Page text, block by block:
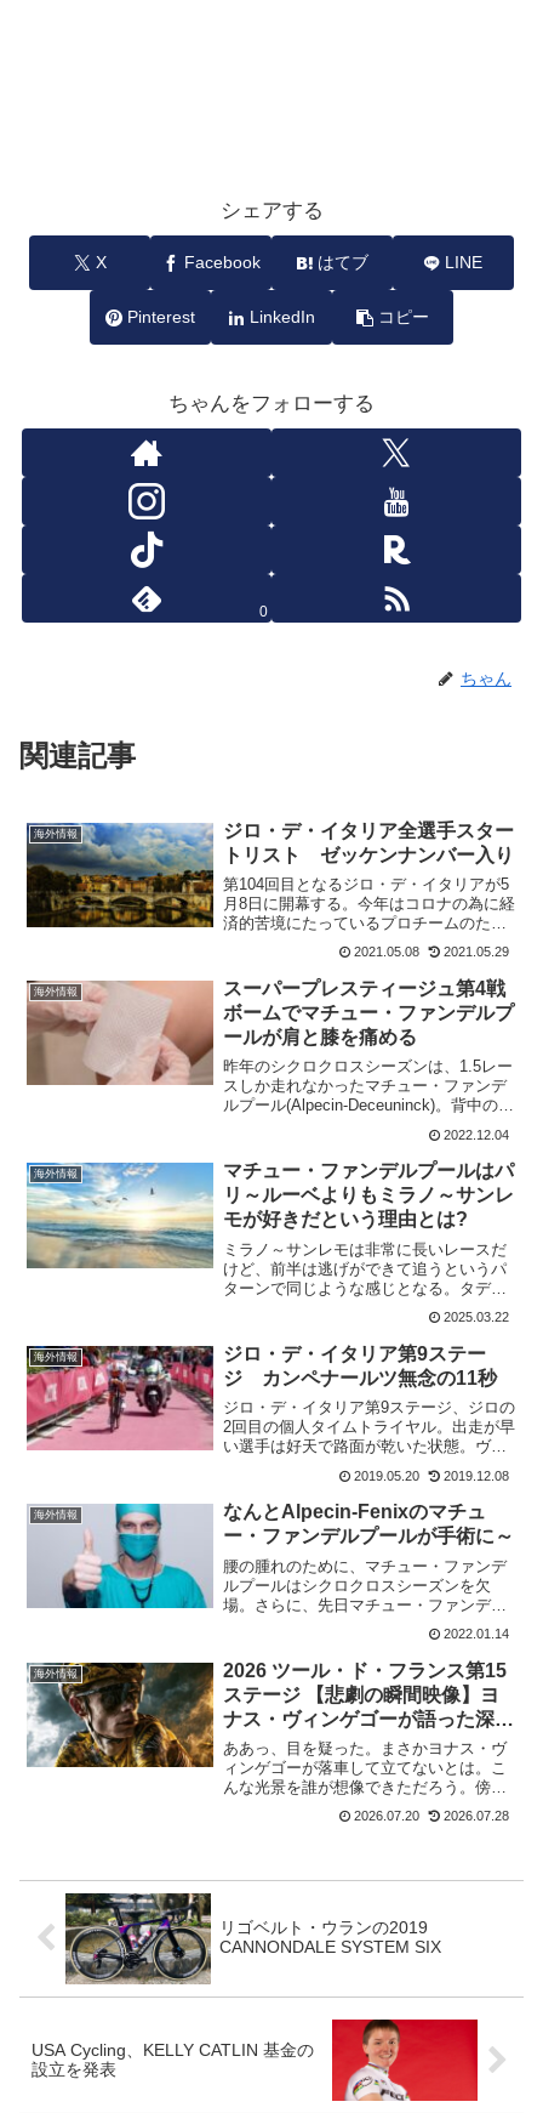
シェアする
X Facebook はてブ LINE
Pinterest LinkedIn コピー
ちゃんをフォローする
0
ちゃん
関連記事
海外情報
ジロ・デ・イタリア全選手スター
トリスト ゼッケンナンバー入り
第104回目となるジロ・デ・イタリアが5
月8日に開幕する。今年はコロナの為に経
済的苦境にたっているプロチームのため
に、ワイルドカードは4チーム参加となっ
ている。Alpecin-Fenixは自動招待。
Androni Giocattoli - ...
2021.05.08 2021.05.29
海外情報
スーパープレスティージュ第4戦
ボームでマチュー・ファンデルプ
ールが肩と膝を痛める
昨年のシクロクロスシーズンは、1.5レー
スしか走れなかったマチュー・ファンデ
ルプール(Alpecin-Deceuninck)。背中の問
題があったからだが、今年は初戦のワー
ルドカップ第7戦フルストから優勝と幸先
は良かった。しかし、シクロ第2戦...
2022.12.04
海外情報
マチュー・ファンデルプールはパ
リ～ルーベよりもミラノ～サンレ
モが好きだという理由とは?
ミラノ～サンレモは非常に長いレースだ
けど、前半は逃げができて追うというパ
ターンで同じような感じとなる。タデ
イ・ポガチャルは、過去にもっとも簡単
なレースと表現したほど。2023年にミラ
ノ～サンレモを勝ち取ったマチュー・フ
ァンデルプールは、パリ...
2025.03.22
海外情報
ジロ・デ・イタリア第9ステー
ジ カンペナールツ無念の11秒
ジロ・デ・イタリア第9ステージ、ジロの
2回目の個人タイムトライヤル。出走が早
い選手は好天で路面が乾いた状態。ヴィ
クトール・カンペナールツは第8ステージ
終了時点で、総合135位なので出走が早く
路面のコンディションは良い状態でスタ
ート。長～く、...
2019.05.20 2019.12.08
海外情報
なんとAlpecin-Fenixのマチュ
ー・ファンデルプールが手術に～
腰の腫れのために、マチュー・ファンデ
ルプールはシクロクロスシーズンを欠
場。さらに、先日マチュー・ファンデル
プールは、ヘレンタールの病院で手術を
受けたことをチームが公表した。手術と
なると、更に復帰時期が遅れそうだけ
ど、いったいどんな手術だった...
2022.01.14
海外情報
2026 ツール・ド・フランス第15
ステージ 【悲劇の瞬間映像】ヨ
ナス・ヴィンゲゴーが語った深夜
検査の影響と真実
ああっ、目を疑った。まさかヨナス・ヴ
ィンゲゴーが落車して立てないとは。こ
んな光景を誰が想像できただろう。傍ら
にはUAE Team Emirates - XRGのアイザ
ック・デルトロとフェリックス・グロス
2026.07.20 2026.07.28
リゴベルト・ウランの2019
CANNONDALE SYSTEM SIX
USA Cycling、KELLY CATLIN 基金の
設立を発表